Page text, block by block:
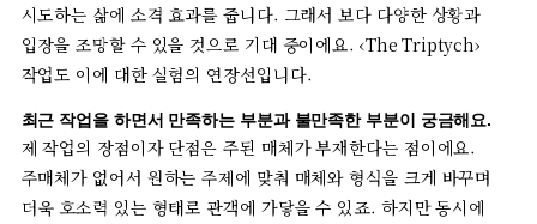
시도하는 삶에 소격 효과를 줍니다. 그래서 보다 다양한 상황과
입장을 조망할 수 있을 것으로 기대 중이에요. ‹The Triptych›
작업도 이에 대한 실험의 연장선입니다.
최근 작업을 하면서 만족하는 부분과 불만족한 부분이 궁금해요.
제 작업의 장점이자 단점은 주된 매체가부재한다는 점이에요.
주매체가 없어서 원하는 주제에 맞춰 매체와 형식을 크게 바꾸며
더욱 호소력 있는 형태로 관객에 가닿을 수 있죠. 하지만동시에